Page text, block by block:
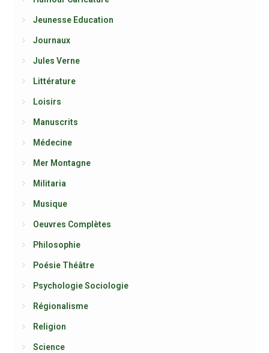
Jeunesse Education
Journaux
Jules Verne
Littérature
Loisirs
Manuscrits
Médecine
Mer Montagne
Militaria
Musique
Oeuvres Complètes
Philosophie
Poésie Théâtre
Psychologie Sociologie
Régionalisme
Religion
Science